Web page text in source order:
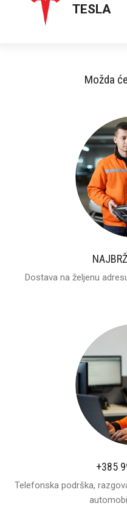
TESLA
Možda
Dostava na željenu
+385
Telefonska podrška,